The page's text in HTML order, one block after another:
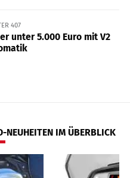
407
unter 5.000 Euro mit V2
NEUHEITEN IM ÜBERBLICK